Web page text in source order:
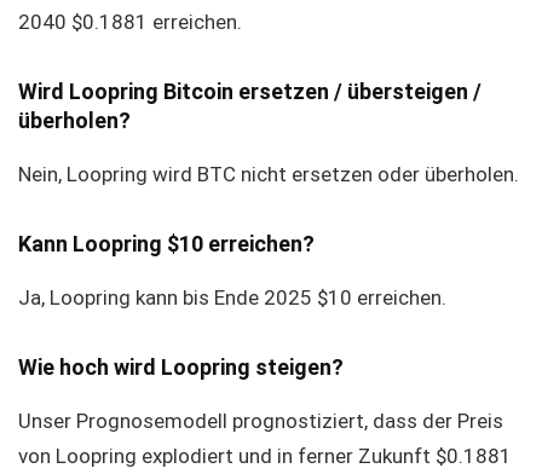
2040 $0.1881 erreichen.
Wird Loopring Bitcoin ersetzen / übersteigen /
überholen?
Nein, Loopring wird BTC nicht ersetzen oder überholen.
Kann Loopring $10 erreichen?
Ja, Loopring kann bis Ende 2025 $10 erreichen.
Wie hoch wird Loopring steigen?
Unser Prognosemodell prognostiziert, dass der Preis
von Loopring explodiert und in ferner Zukunft $0.1881